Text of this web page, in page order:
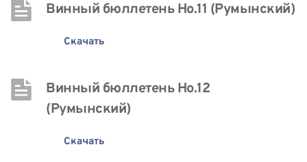
Винный бюллетень Нo.11 (Румынский)
Скачать
Винный бюллетень Нo.12
(Румынский)
Скачать